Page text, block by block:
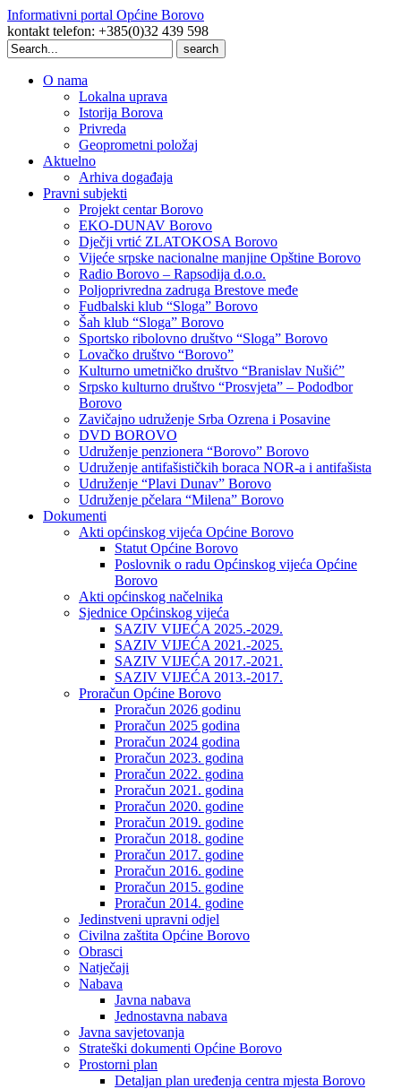
Informativni portal Općine Borovo
kontakt telefon: +385(0)32 439 598
Search
for:
O nama
Lokalna uprava
Istorija Borova
Privreda
Geoprometni položaj
Aktuelno
Arhiva događaja
Pravni subjekti
Projekt centar Borovo
EKO-DUNAV Borovo
Dječji vrtić ZLATOKOSA Borovo
Vijeće srpske nacionalne manjine Opštine Borovo
Radio Borovo – Rapsodija d.o.o.
Poljoprivredna zadruga Brestove međe
Fudbalski klub “Sloga” Borovo
Šah klub “Sloga” Borovo
Sportsko ribolovno društvo “Sloga” Borovo
Lovačko društvo “Borovo”
Kulturno umetničko društvo “Branislav Nušić”
Srpsko kulturno društvo “Prosvjeta” – Pododbor
Borovo
Zavičajno udruženje Srba Ozrena i Posavine
DVD BOROVO
Udruženje penzionera “Borovo” Borovo
Udruženje antifašističkih boraca NOR-a i antifašista
Udruženje “Plavi Dunav” Borovo
Udruženje pčelara “Milena” Borovo
Dokumenti
Akti općinskog vijeća Općine Borovo
Statut Općine Borovo
Poslovnik o radu Općinskog vijeća Općine
Borovo
Akti općinskog načelnika
Sjednice Općinskog vijeća
SAZIV VIJEĆA 2025.-2029.
SAZIV VIJEĆA 2021.-2025.
SAZIV VIJEĆA 2017.-2021.
SAZIV VIJEĆA 2013.-2017.
Proračun Općine Borovo
Proračun 2026 godinu
Proračun 2025 godina
Proračun 2024 godina
Proračun 2023. godina
Proračun 2022. godina
Proračun 2021. godina
Proračun 2020. godine
Proračun 2019. godine
Proračun 2018. godine
Proračun 2017. godine
Proračun 2016. godine
Proračun 2015. godine
Proračun 2014. godine
Jedinstveni upravni odjel
Civilna zaštita Općine Borovo
Obrasci
Natječaji
Nabava
Javna nabava
Jednostavna nabava
Javna savjetovanja
Strateški dokumenti Općine Borovo
Prostorni plan
Detaljan plan uređenja centra mjesta Borovo